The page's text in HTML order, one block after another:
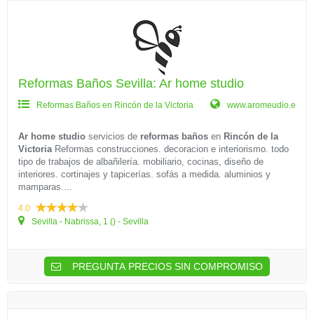
Reformas Baños Sevilla: Ar home studio
Reformas Baños en Rincón de la Victoria www.aromeudio.e
Ar home studio servicios de reformas baños en Rincón de la
VictoriaReformas construcciones. decoracion e interiorismo. todo
tipo de trabajos de albañilería. mobiliario, cocinas, diseño de
interiores. cortinajes y tapicerías. sofás a medida. aluminios y
mamparas....
4.0
Sevilla - Nabrissa, 1 () - Sevilla
PREGUNTA PRECIOS SIN COMPROMISO